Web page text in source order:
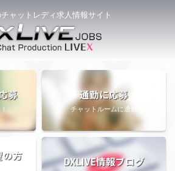
チャットレディ求人情報サイト
募 通勤に応募
チャットルームに通勤
の方
DXLIVE情報ブログ